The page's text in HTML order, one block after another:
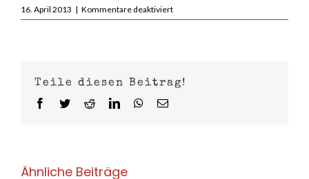
16. April 2013 | Kommentare deaktiviertfür
3rd-
in
Teile diesen Beitrag!
Facebook
TwitterRedditLinkedInWhatsApp
E-
Ähnliche Beiträge